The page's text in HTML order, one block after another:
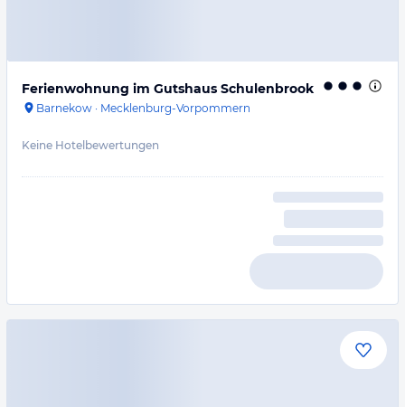
Ferienwohnung im Gutshaus Schulenbrook
Barnekow · Mecklenburg-Vorpommern
Keine Hotelbewertungen